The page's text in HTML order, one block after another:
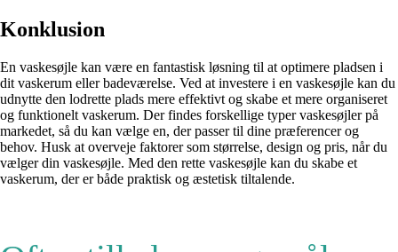
Konklusion
En vaskesøjle kan være en fantastisk løsning til at optimere pladsen i
dit vaskerum eller badeværelse. Ved at investere i en vaskesøjle kan du
udnytte den lodrette plads mere effektivt og skabe et mere organiseret
og funktionelt vaskerum. Der findes forskellige typer vaskesøjler på
markedet, så du kan vælge en, der passer til dine præferencer og
behov. Husk at overveje faktorer som størrelse, design og pris, når du
vælger din vaskesøjle. Med den rette vaskesøjle kan du skabe et
vaskerum, der er både praktisk og æstetisk tiltalende.